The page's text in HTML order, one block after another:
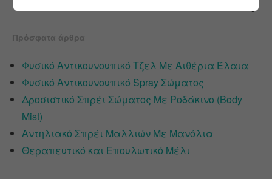
Πρόσφατα άρθρα
Φυσικό Αντικουνουπικό Τζελ Με Αιθέρια Έλαια
Φυσικό Αντικουνουπικό Spray Σώματος
Δροσιστικό Σπρέι Σώματος Με Ροδάκινο (Body
Mist)
Αντηλιακό Σπρέι Μαλλιών Με Μανόλια
Θεραπευτικό και Επουλωτικό Μέλι